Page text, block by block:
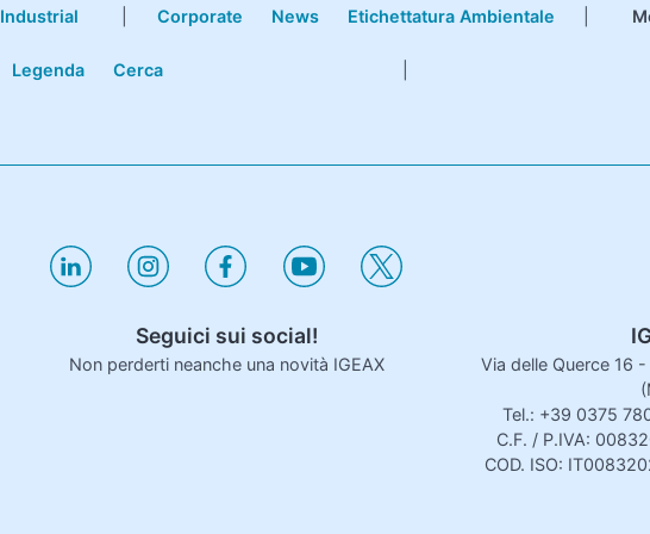
Industrial Corporate News Etichettatura Ambientale
Legenda Cerca
Seguici sui social!
Non perderti neanche una novità IGEAX
Via delle Querce 16
Tel.: +39 0375
C.F. / P.IVA:
COD. ISO: